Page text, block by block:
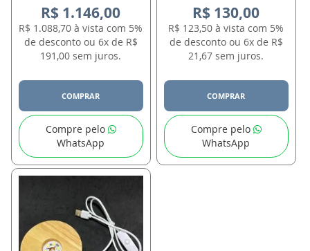
R$ 1.146,00
R$ 1.088,70 à vista com 5%
de desconto ou 6x de R$
191,00 sem juros.
COMPRAR
Compre pelo
WhatsApp
R$ 130,00
R$ 123,50 à vista com 5%
de desconto ou 6x de R$
21,67 sem juros.
COMPRAR
Compre pelo
WhatsApp